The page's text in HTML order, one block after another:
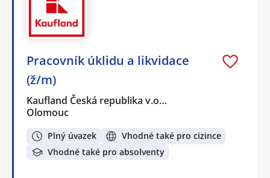
Pracovník úklidu a likvidace
(ž/m)
Kaufland Česká republika v.o…
Olomouc
Plný úvazek
Vhodné také pro cizince
Vhodné také pro absolventy